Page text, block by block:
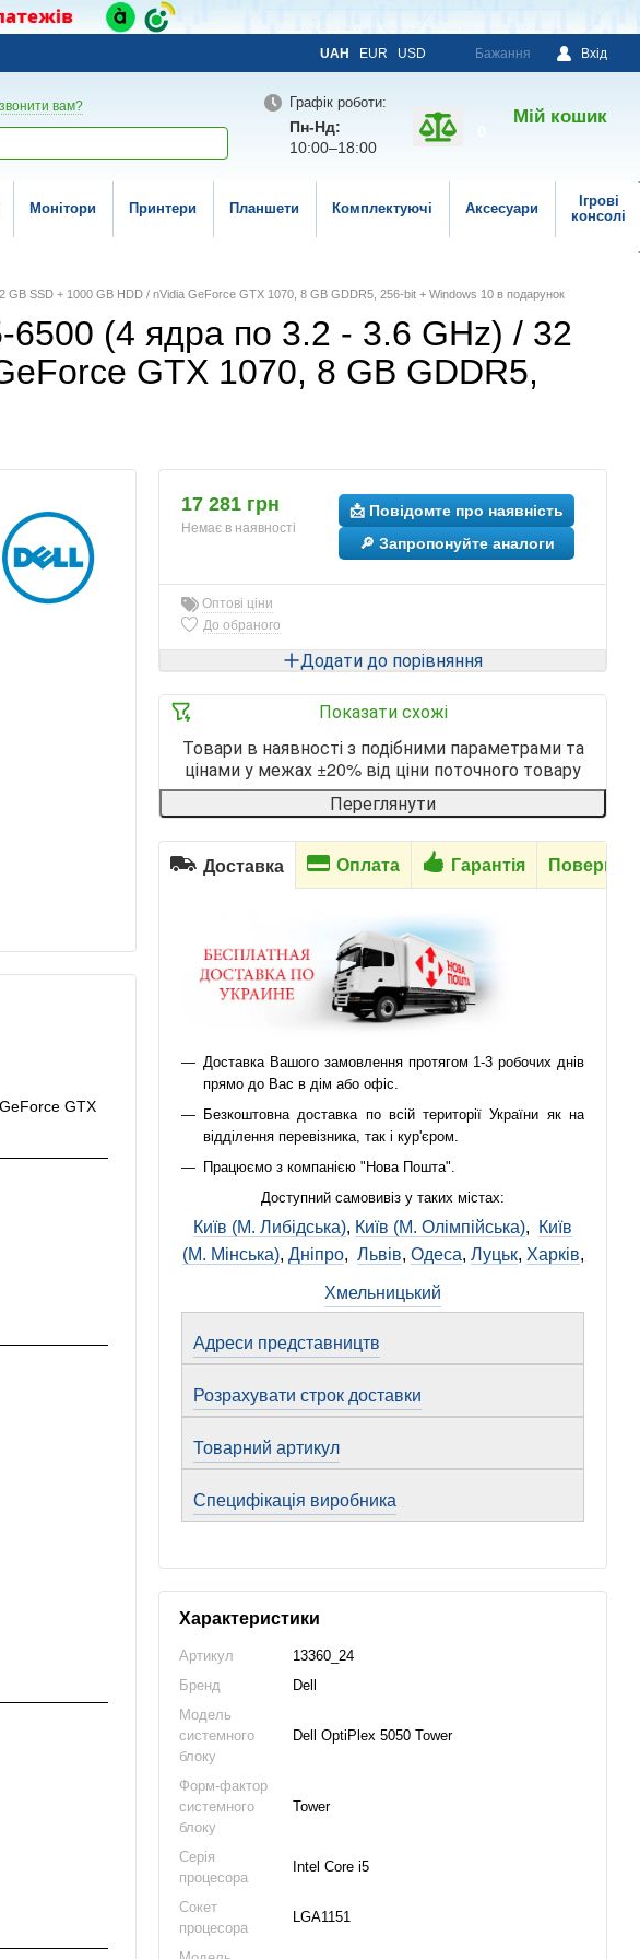
UAH EUR USD Бажання Вхід
вам? Графік роботи:
Пн-Нд:
10:00–18:00
Мій кошик
Монітори Принтери Планшети Комплектуючі Аксесуари
Ігрові
консолі
SSD + 1000 GB HDD / nVidia GeForce GTX 1070, 8 GB GDDR5, 256-bit + Windows 10 в подарунок
6500 (4 ядра по 3.2 - 3.6 GHz) / 32
GTX 1070, 8 GB GDDR5,
GTX
17 281 грн
Немає в наявності
📩 Повідомте про наявність
🔎 Запропонуйте аналоги
Оптові ціни
До обраного
Додати до порівняння
Показати схожі
Товари в наявності з подібними параметрами та
цінами у межах ±20% від ціни поточного товару
Переглянути
Доставка Оплата Гарантія
Доставка Вашого замовлення протягом 1-3 робочих днів
прямо до Вас в дім або офіс.
Безкоштовна доставка по всій території України як на
відділення перевізника, так і кур'єром.
Працюємо з компанією "Нова Пошта".
Доступний самовивіз у таких містах:
Київ (М. Либідська), Київ (М. Олімпійська),
Київ
(М. Мінська), Дніпро, Львів, Одеса, Луцьк, Харків,
Хмельницький
Адреси представництв
Розрахувати строк доставки
Товарний артикул
Специфікація виробника
Характеристики
Артикул
13360_24
Бренд
Dell
Модель
системного
блоку
Dell OptiPlex 5050 Tower
Форм-фактор
системного
блоку
Tower
Серія
процесора
Intel Core i5
Сокет
процесора
LGA1151